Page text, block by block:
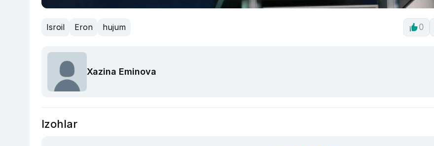
Isroil Eron hujum 0
Xazina Eminova
Izohlar